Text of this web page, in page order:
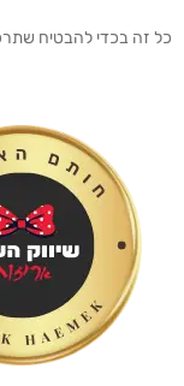
כל זה בכדי להבטיח